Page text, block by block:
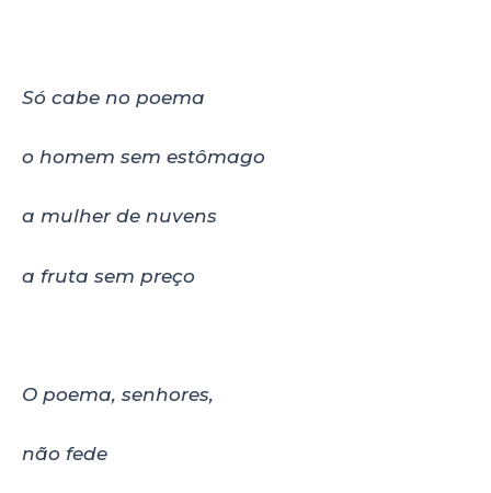
Só cabe no poema
o homem sem estômago
a mulher de nuvens
a fruta sem preço
O poema, senhores,
não fede